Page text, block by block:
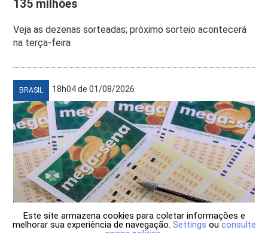
135 milhões
Veja as dezenas sorteadas; próximo sorteio acontecerá
na terça-feira
BRASIL 18h04 de 01/08/2026
Este site armazena cookies para coletar informações e
melhorar sua experiência de navegação. Settings ou consulte